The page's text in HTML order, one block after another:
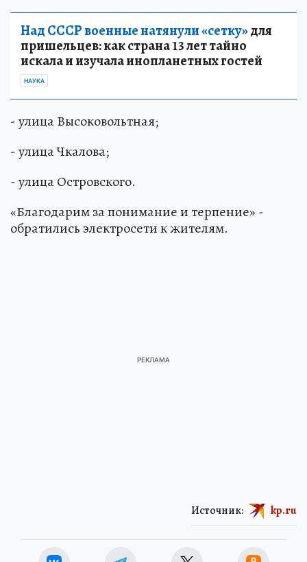
Над СССР военные натянули «сетку»для
пришельцев: как страна 13 лет тайно
искала и изучала инопланетных гостей
НАУКА
- улица Высоковольтная;
- улица Чкалова;
- улица Островского.
«Благодарим за понимание и терпение» -
обратились электросети к жителям.
Источник: kp.ru